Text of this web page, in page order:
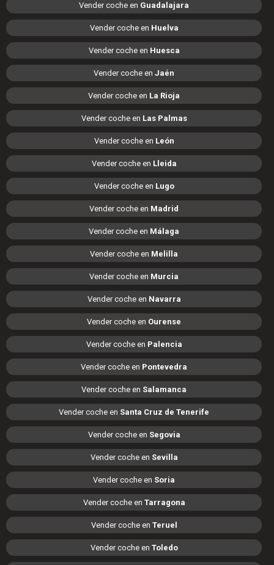
Vender coche en Guadalajara
Vender coche en Huelva
Vender coche en Huesca
Vender coche en Jaén
Vender coche en La Rioja
Vender coche en Las Palmas
Vender coche en León
Vender coche en Lleida
Vender coche en Lugo
Vender coche en Madrid
Vender coche en Málaga
Vender coche en Melilla
Vender coche en Murcia
Vender coche en Navarra
Vender coche en Ourense
Vender coche en Palencia
Vender coche en Pontevedra
Vender coche en Salamanca
Vender coche en Santa Cruz de Tenerife
Vender coche en Segovia
Vender coche en Sevilla
Vender coche en Soria
Vender coche en Tarragona
Vender coche en Teruel
Vender coche en Toledo